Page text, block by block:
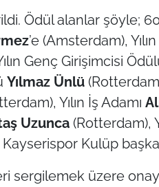
Ödül alanlar şöyle;
’e (Amsterdam),
Genç Girişimcisi
Yılmaz Ünlü
Yılın İş Adamı
Uzunca(Rotterdam),
Kulüp
sergilemek üzere